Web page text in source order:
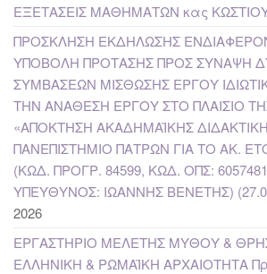
ΕΞΕΤΑΣΕΙΣ ΜΑΘΗΜΑΤΩΝ κας
ΠΡΟΣΚΛΗΣΗ ΕΚΔΗΛΩΣΗΣ
ΥΠΟΒΟΛΗ ΠΡΟΤΑΣΗΣ ΠΡΟΣ ΣΥΝΑΨΗ
ΣΥΜΒΑΣΕΩΝ ΜΙΣΘΩΣΗΣ ΕΡΓΟΥ
ΤΗΝ ΑΝΑΘΕΣΗ ΕΡΓΟΥ ΣΤΟ ΠΛΑΙΣΙΟ
«ΑΠΟΚΤΗΣΗ ΑΚΑΔΗΜΑΪΚΗΣ
ΠΑΝΕΠΙΣΤΗΜΙΟ ΠΑΤΡΩΝ ΓΙΑ ΤΟ ΑΚ.
(ΚΩΔ. ΠΡΟΓΡ. 84599, ΚΩΔ. ΟΠΣ:
ΥΠΕΥΘΥΝΟΣ: ΙΩΑΝΝΗΣ ΒΕΝΕΤΗΣ)
2026
ΕΡΓΑΣΤΗΡΙΟ ΜΕΛΕΤΗΣ ΜΥΘΟΥ &
ΕΛΛΗΝΙΚΗ & ΡΩΜΑΪΚΗ ΑΡΧΑΙΟΤΗΤΑ